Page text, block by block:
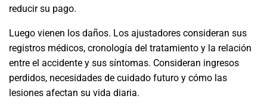
reducir su pago.
Luego vienen los daños. Los ajustadores consideran sus
registros médicos, cronología del tratamiento y la relación
entre el accidente y sus síntomas. Consideran ingresos
perdidos, necesidades de cuidado futuro y cómo las
lesiones afectan su vida diaria.